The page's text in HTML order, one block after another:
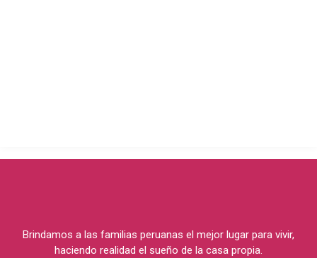
Brindamos a las familias peruanas el mejor lugar para vivir,
haciendo realidad el sueño de la casa propia.